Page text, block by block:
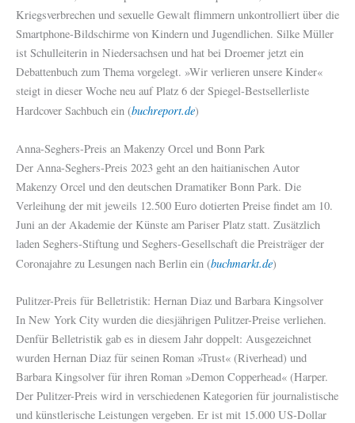
Kriegsverbrechen und sexuelle Gewalt flimmern unkontrolliert über die
Smartphone-Bildschirme von Kindern und Jugendlichen. Silke Müller
ist Schulleiterin in Niedersachsen und hat bei Droemer jetzt ein
Debattenbuch zum Thema vorgelegt. »Wir verlieren unsere Kinder«
steigt in dieser Woche neu auf Platz 6 der Spiegel-Bestsellerliste
Hardcover Sachbuch ein (buchreport.de)
Anna-Seghers-Preis an Makenzy Orcel und Bonn Park
Der Anna-Seghers-Preis 2023 geht an den haitianischen Autor
Makenzy Orcel und den deutschen Dramatiker Bonn Park. Die
Verleihung der mit jeweils 12.500 Euro dotierten Preise findet am 10.
Juni an der Akademie der Künste am Pariser Platz statt. Zusätzlich
laden Seghers-Stiftung und Seghers-Gesellschaft die Preisträger der
Coronajahre zu Lesungen nach Berlin ein (buchmarkt.de)
Pulitzer-Preis für Belletristik: Hernan Diaz und Barbara Kingsolver
In New York City wurden die diesjährigen Pulitzer-Preise verliehen.
Denfür Belletristik gab es in diesem Jahr doppelt: Ausgezeichnet
wurden Hernan Diaz für seinen Roman »Trust« (Riverhead) und
Barbara Kingsolver für ihren Roman »Demon Copperhead« (Harper.
Der Pulitzer-Preis wird in verschiedenen Kategorien für journalistische
und künstlerische Leistungen vergeben. Er ist mit 15.000 US-Dollar